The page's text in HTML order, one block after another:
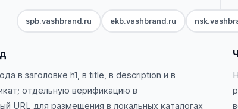
spb.vashbrand.ru ekb.vashbrand.ru
в заголовке h1, в title, в description и в
отдельную верификацию в
URL для размещения в локальных каталогах